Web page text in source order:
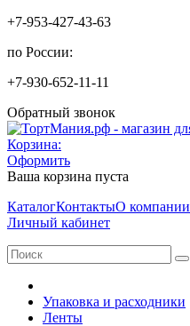
+7-953-427-43-63
по России:
+7-930-652-11-11
Обратный звонок
Корзина:
Оформить
Ваша корзина пуста
КаталогКонтактыО компании
Личный кабинет
Упаковка и расходники
Ленты